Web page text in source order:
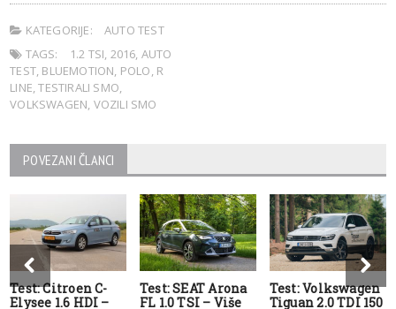
KATEGORIJE:
AUTO TEST
TAGS:
1.2 TSI, 2016, AUTO
TEST, BLUEMOTION, POLO, R
LINE,TESTIRALI SMO,
VOLKSWAGEN, VOZILI SMO
POVEZANI ČLANCI
Test: Citroen C-
Elysee 1.6 HDI –
Test: SEAT Arona
FL 1.0 TSI – Više
Test: Volkswagen
Tiguan 2.0 TDI 150